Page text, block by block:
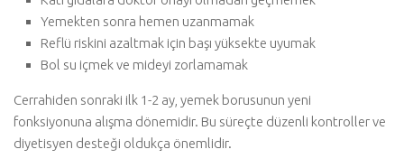
Yemekten sonra hemen uzanmamak
Reflü riskini azaltmak için başı yüksekte uyumak
Bol su içmek ve mideyi zorlamamak
Cerrahiden sonraki ilk 1-2 ay, yemek borusunun yeni
fonksiyonuna alışma dönemidir. Bu süreçte düzenli kontroller ve
diyetisyen desteği oldukça önemlidir.